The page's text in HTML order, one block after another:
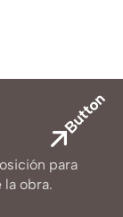
Button
para
la obra.